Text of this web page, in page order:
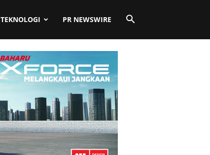
TEKNOLOGI PR NEWSWIRE